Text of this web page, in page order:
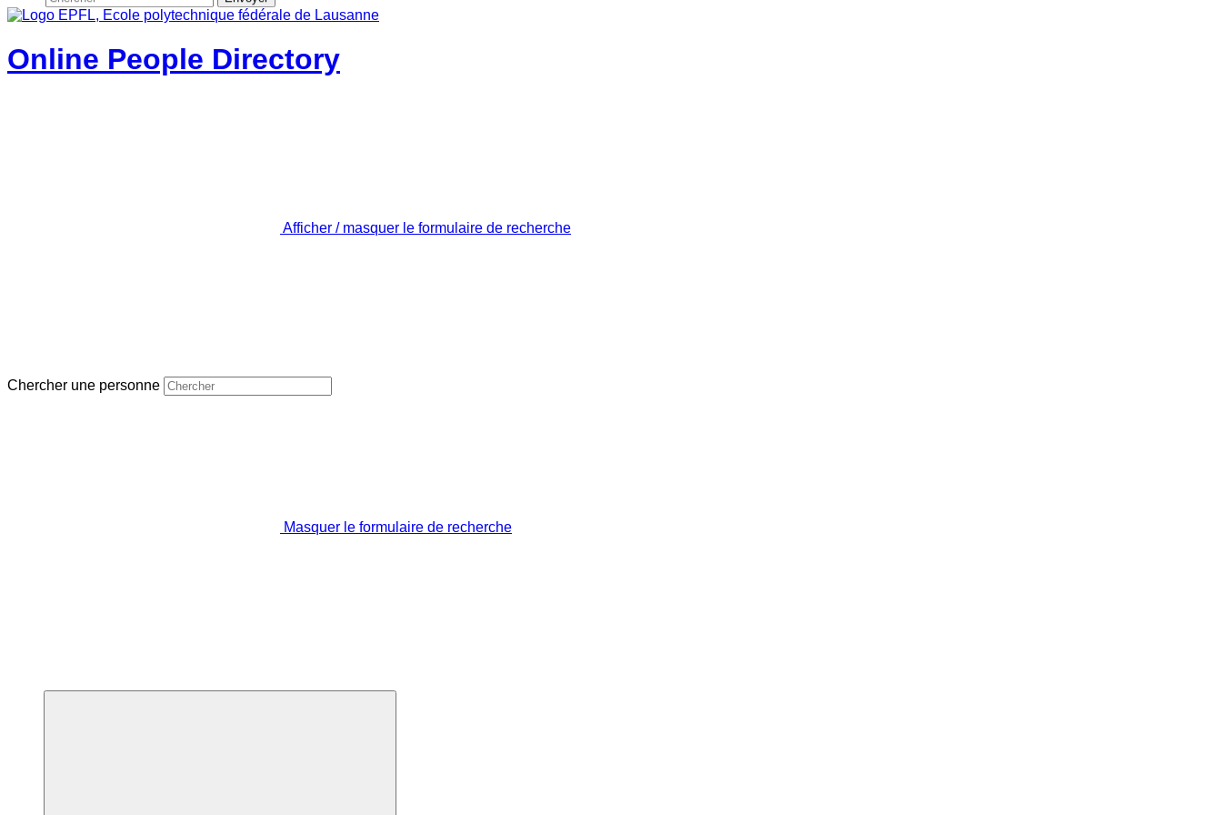
Online People Directory
Afficher / masquer le formulaire de recherche
Chercher une personne
Masquer le formulaire de recherche